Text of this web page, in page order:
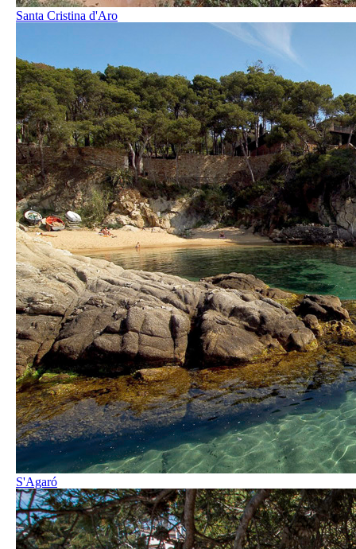
Santa Cristina d'Aro
S'Agaró